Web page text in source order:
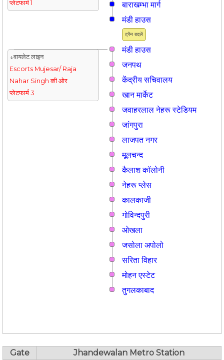
प्लेटफार्म 1
बाराखम्भा मार्ग
ट्रैन बदलें
मंडी हाउस
मंडी हाउस
↓वायलेट लाइन
Escorts Mujesar/ Raja
Nahar Singh की ओर
प्लेटफार्म 3
जनपथ
केंद्रीय सचिवालय
खान मार्केट
जवाहरलाल नेहरू स्टेडियम
जांगपुरा
लाजपत नगर
मूलचन्द
कैलाश कॉलोनी
नेहरू प्लेस
कालकाजी
गोविन्दपुरी
ओखला
जसोला अपोलो
सरिता विहार
मोहन एस्टेट
तुगलकाबाद
Gate
Jhandewalan Metro Station